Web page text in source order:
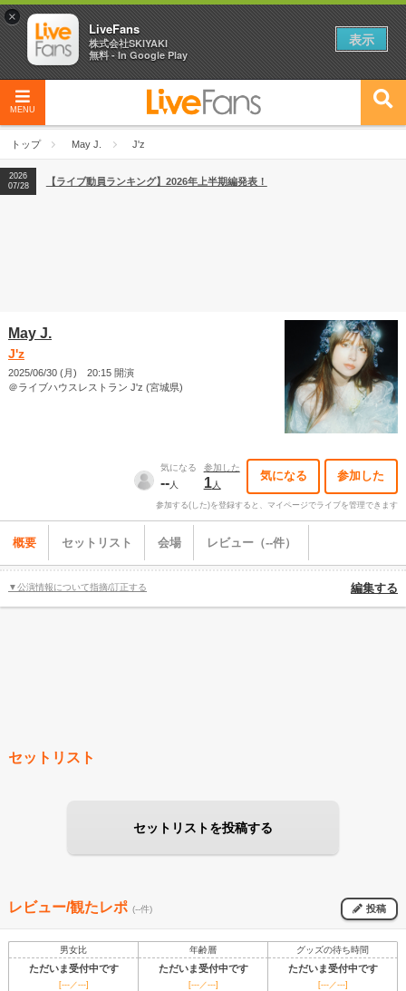
MENU
トップ May J. J'z
04/27
【フェス特集2026】フェス情報はここから！
2026
07/28
2026
【フェス特集2026】フェス情報はここから！
2026
07/28
【ライブ動員ランキング】2026年上半期編発表！
May J.
J'z
2025/06/30 (月) 20:15 開演
＠ライブハウスレストラン J'z (宮城県)
気になる
--人
参加した
1人
気になる 参加した
参加する(した)を登録すると、マイページでライブを管理できます
概要 セットリスト 会場 レビュー（--件）
▼公演情報について指摘/訂正する 編集する
セットリスト
セットリストを投稿する
レビュー/観たレポ (--件) 投稿
男女比 年齢層 グッズの待ち時間
ただいま受付中です ただいま受付中です ただいま受付中です
[---／---] [---／---] [---／---]
×
LiveFans
株式会社SKIYAKI
無料 - In Google Play
表示